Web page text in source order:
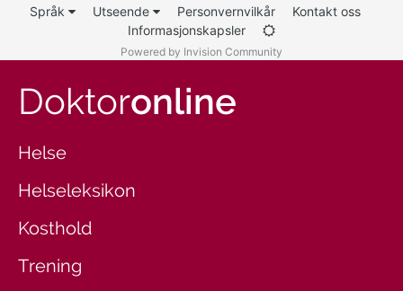
Språk Utseende Personvernvilkår
Kontakt oss
Informasjonskapsler
Powered by Invision Community
Doktoronline
Helse
Helseleksikon
Kosthold
Trening